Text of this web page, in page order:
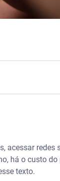
acessar redes
há o custo
texto.